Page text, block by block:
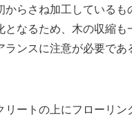
からさね加工しているも
となるため、木の収縮も
ンスに注意が必要であ
リートの上にフローリン